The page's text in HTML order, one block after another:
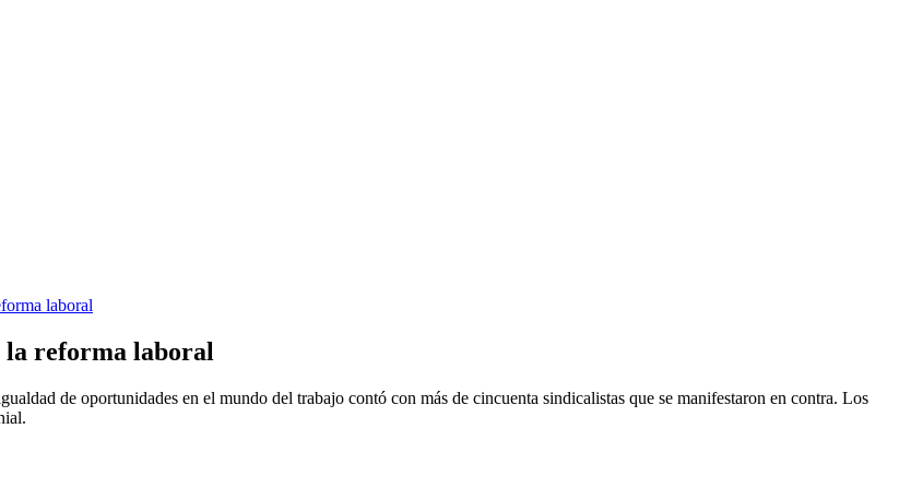
laboral
la reforma laboral
de oportunidades en el mundo del trabajo contó con más de cincuenta sindicalistas que se manifestaron en contra. Los